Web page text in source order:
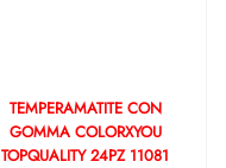
TEMPERAMATITE CON
GOMMA COLORXYOU
TOPQUALITY 24PZ 11081